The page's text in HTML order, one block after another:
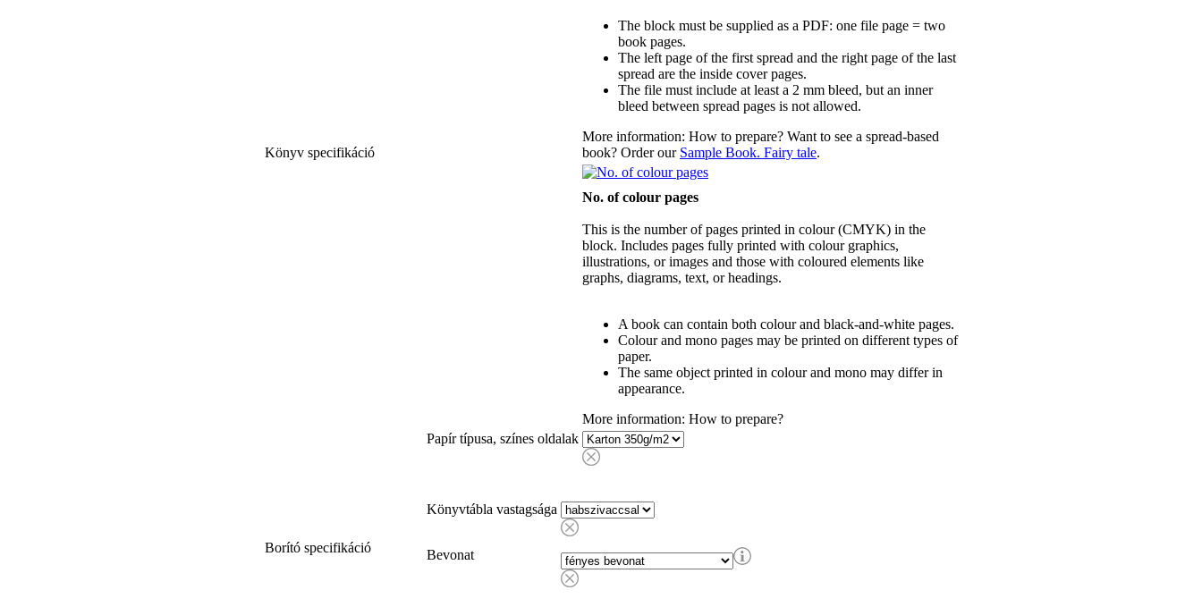
Könyv specifikáció
The block must be supplied as a PDF: one file page = two
book pages.
The left page of the first spread and the right page of the last
spread are the inside cover pages.
The file must include at least a 2 mm bleed, but an inner
bleed between spread pages is not allowed.
More information: How to prepare? Want to see a spread-based
book? Order our Sample Book. Fairy tale.
No. of colour pages
This is the number of pages printed in colour (CMYK) in the
block. Includes pages fully printed with colour graphics,
illustrations, or images and those with coloured elements like
graphs, diagrams, text, or headings.
A book can contain both colour and black-and-white pages.
Colour and mono pages may be printed on different types of
paper.
The same object printed in colour and mono may differ in
appearance.
More information: How to prepare?
Papír típusa, színes oldalak
Borító specifikáció
Könyvtábla vastagsága
Bevonat